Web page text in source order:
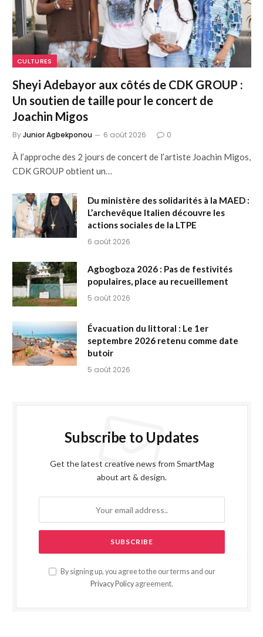
CULTURES
Sheyi Adebayor aux côtés de CDK GROUP :
Un soutien de taille pour le concert de
Joachin Migos
ByJunior Agbekponou 6 août 2026 0
À l’approche des 2 jours de concert de l’artiste Joachin Migos,
CDK GROUP obtient un…
Du ministère des solidarités à la MAED :
L’archevêque Italien découvre les
actions sociales de la LTPE
6 août 2026
Agbogboza 2026 : Pas de festivités
populaires, place au recueillement
5 août 2026
Évacuation du littoral : Le 1er
septembre 2026 retenu comme date
butoir
5 août 2026
Subscribe to Updates
Get the latest creative news from SmartMag
about art & design.
By signing up, you agree to the our terms and our
Privacy Policy agreement.